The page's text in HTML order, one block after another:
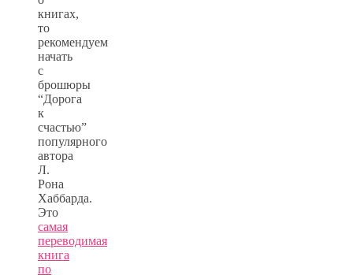
книгах,
то
рекомендуем
начать
с
брошюры
“Дорога
к
счастью”
популярного
автора
Л.
Рона
Хаббарда.
Это
самая
переводимая
книга
по